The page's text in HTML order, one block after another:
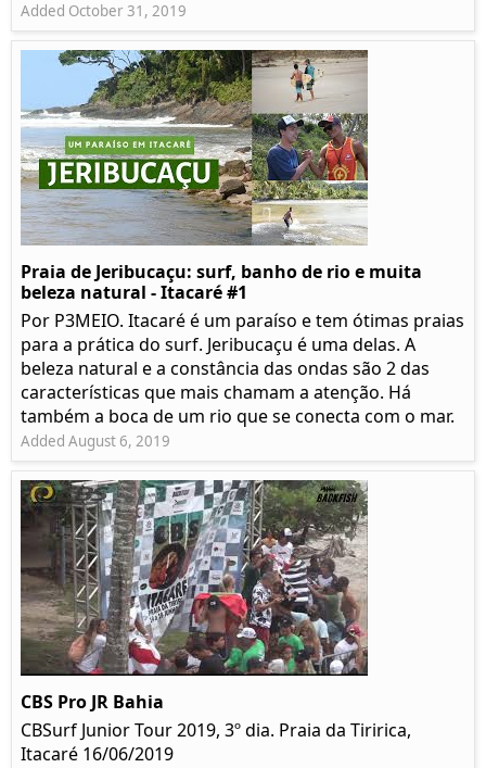
Added October 31, 2019
Praia de Jeribucaçu: surf, banho de rio e muita
beleza natural - Itacaré #1
Por P3MEIO. Itacaré é um paraíso e tem ótimas praias
para a prática do surf. Jeribucaçu é uma delas. A
beleza natural e a constância das ondas são 2 das
características que mais chamam a atenção. Há
também a boca de um rio que se conecta com o mar.
Added August 6, 2019
CBS Pro JR Bahia
CBSurf Junior Tour 2019, 3º dia. Praia da Tiririca,
Itacaré 16/06/2019